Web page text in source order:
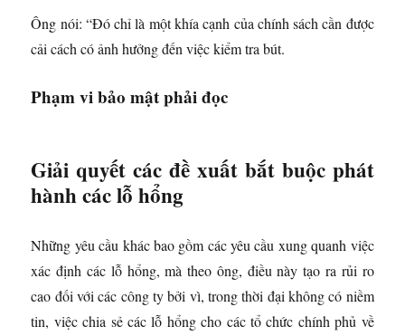
Ông nói: “Đó chỉ là một khía cạnh của chính sách cần được
cải cách có ảnh hưởng đến việc kiểm tra bút.
Phạm vi bảo mật phải đọc
Giải quyết các đề xuất bắt buộc phát
hành các lỗ hổng
Những yêu cầu khác bao gồm các yêu cầu xung quanh việc
xác định các lỗ hổng, mà theo ông, điều này tạo ra rủi ro
cao đối với các công ty bởi vì, trong thời đại không có niềm
tin, việc chia sẻ các lỗ hổng cho các tổ chức chính phủ về